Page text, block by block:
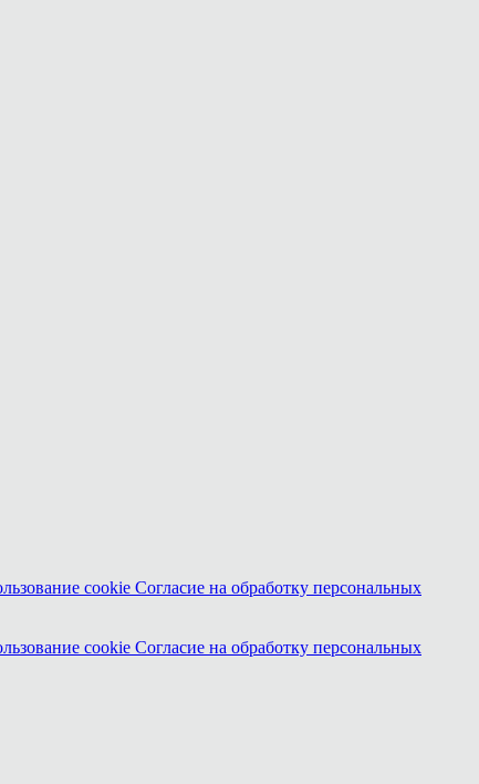
cookie Согласие на обработку персональных
cookie Согласие на обработку персональных